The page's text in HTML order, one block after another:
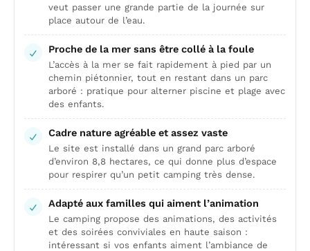
veut passer une grande partie de la journée sur
place autour de l’eau.
Proche de la mer sans être collé à la foule
L’accès à la mer se fait rapidement à pied par un
chemin piétonnier, tout en restant dans un parc
arboré : pratique pour alterner piscine et plage avec
des enfants.
Cadre nature agréable et assez vaste
Le site est installé dans un grand parc arboré
d’environ 8,8 hectares, ce qui donne plus d’espace
pour respirer qu’un petit camping très dense.
Adapté aux familles qui aiment l’animation
Le camping propose des animations, des activités
et des soirées conviviales en haute saison :
intéressant si vos enfants aiment l’ambiance de